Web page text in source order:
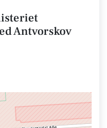
Antvorskov